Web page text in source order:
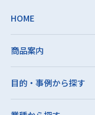
HOME
商品案内
目的・事例から探す